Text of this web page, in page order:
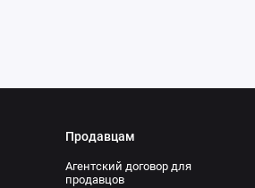
рабочий процесс;
Продавцам
Агентский договор для
продавцов